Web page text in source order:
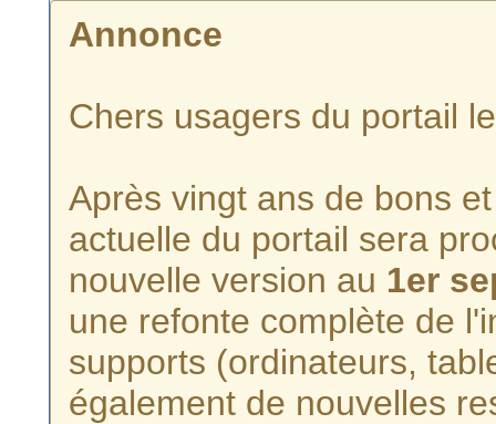
Annonce
Chers usagers du portail
Après vingt ans de bons
actuelle du portail sera
nouvelle version au 1er
une refonte complète de
supports (ordinateurs,
également de nouvelles